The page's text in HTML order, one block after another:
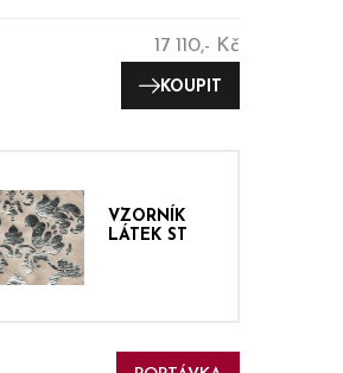
17 110,- Kč
KOUPIT
VZORNÍK
LÁTEK ST